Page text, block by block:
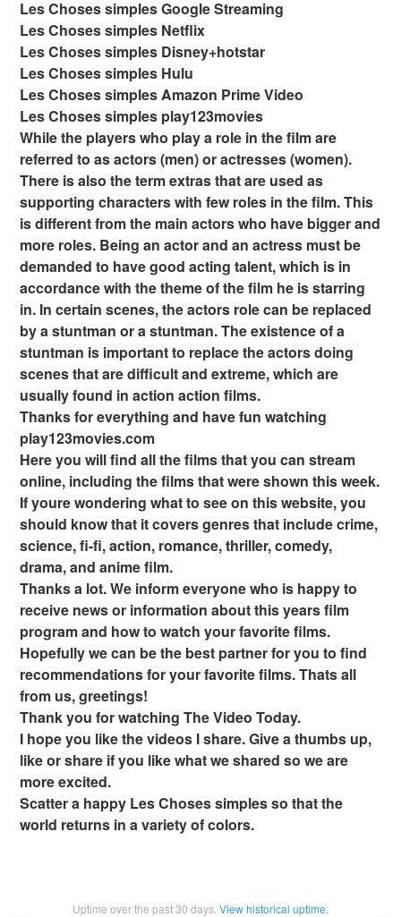
Les Choses simples Google Streaming
Les Choses simples Netflix
Les Choses simples Disney+hotstar
Les Choses simples Hulu
Les Choses simples Amazon Prime Video
Les Choses simples play123movies
While the players who play a role in the film are
referred to as actors (men) or actresses (women).
There is also the term extras that are used as
supporting characters with few roles in the film. This
is different from the main actors who have bigger and
more roles. Being an actor and an actress must be
demanded to have good acting talent, which is in
accordance with the theme of the film he is starring
in. In certain scenes, the actors role can be replaced
by a stuntman or a stuntman. The existence of a
stuntman is important to replace the actors doing
scenes that are difficult and extreme, which are
usually found in action action films.
Thanks for everything and have fun watching
play123movies.com
Here you will find all the films that you can stream
online, including the films that were shown this week.
If youre wondering what to see on this website, you
should know that it covers genres that include crime,
science, fi-fi, action, romance, thriller, comedy,
drama, and anime film.
Thanks a lot. We inform everyone who is happy to
receive news or information about this years film
program and how to watch your favorite films.
Hopefully we can be the best partner for you to find
recommendations for your favorite films. Thats all
from us, greetings!
Thank you for watching The Video Today.
I hope you like the videos I share. Give a thumbs up,
like or share if you like what we shared so we are
more excited.
Scatter a happy Les Choses simples so that the
world returns in a variety of colors.
Uptime over the past30 days. View historical uptime.